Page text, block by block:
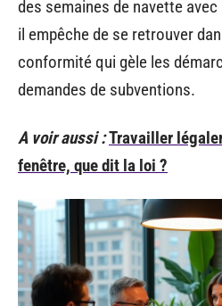
des semaines de navette
il empêche de se retrouver
conformité qui gèle les
demandes de subventions.
A voir aussi :Travailler
fenêtre, que dit la loi ?